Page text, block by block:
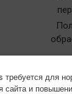
требуется для
сайта и